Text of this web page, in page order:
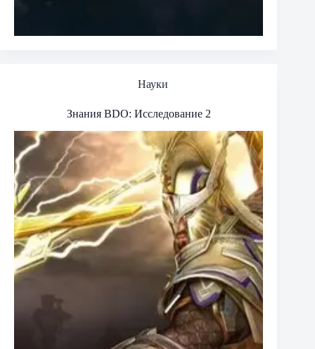
Науки
Знания BDO: Исследование 2